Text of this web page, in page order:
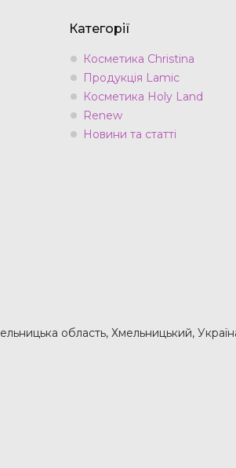
Категорії
Косметика Christina
Продукція Lamic
Косметика Holy Land
Renew
Новини та статті
область, Хмельницький,